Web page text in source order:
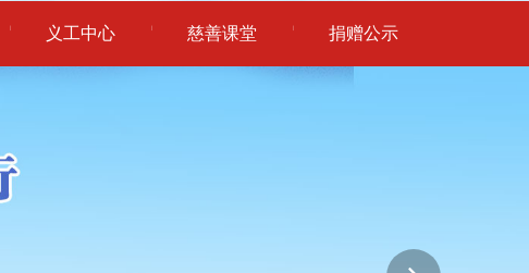
义工中心 慈善课堂 捐赠公示